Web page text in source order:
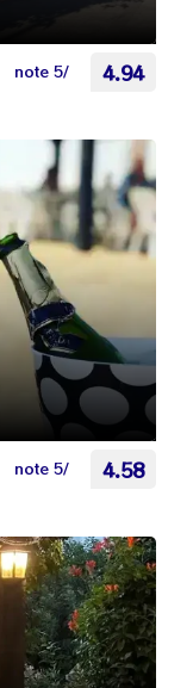
note 5/ 4.94
note 5/ 4.58